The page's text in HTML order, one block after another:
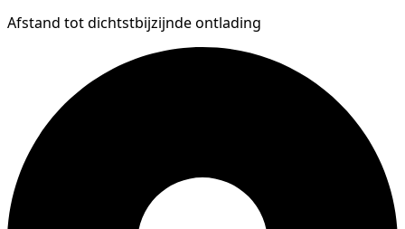
Afstand tot dichtstbijzijnde ontlading